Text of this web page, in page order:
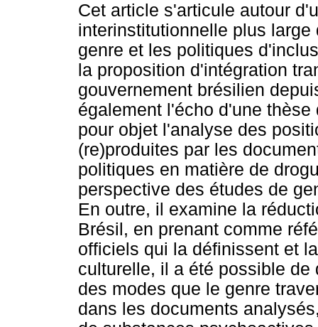
Cet article s'articule autour
interinstitutionnelle plus
genre et les politiques
la proposition d'intégration
gouvernement brésilien
également l'écho d'une
pour objet l'analyse des
(re)produites par les
politiques en matière de
perspective des études de
En outre, il examine la
Brésil, en prenant comme
officiels qui la définissent et
culturelle, il a été possible
des modes que le genre
dans les documents